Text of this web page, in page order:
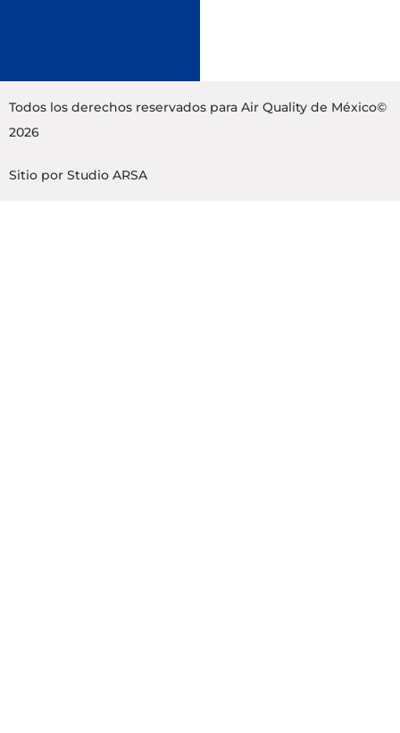
Todos los derechos reservados para Air Quality de México©
2026
Sitio por Studio ARSA